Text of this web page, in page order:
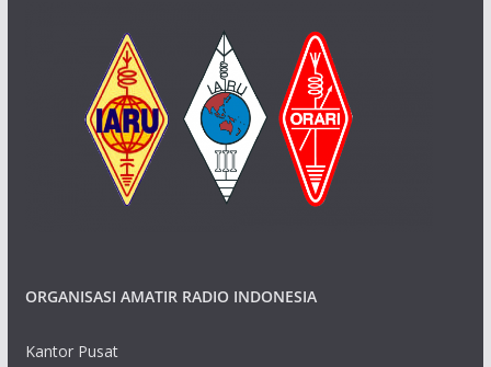
ORGANISASI AMATIR RADIO INDONESIA
Kantor Pusat